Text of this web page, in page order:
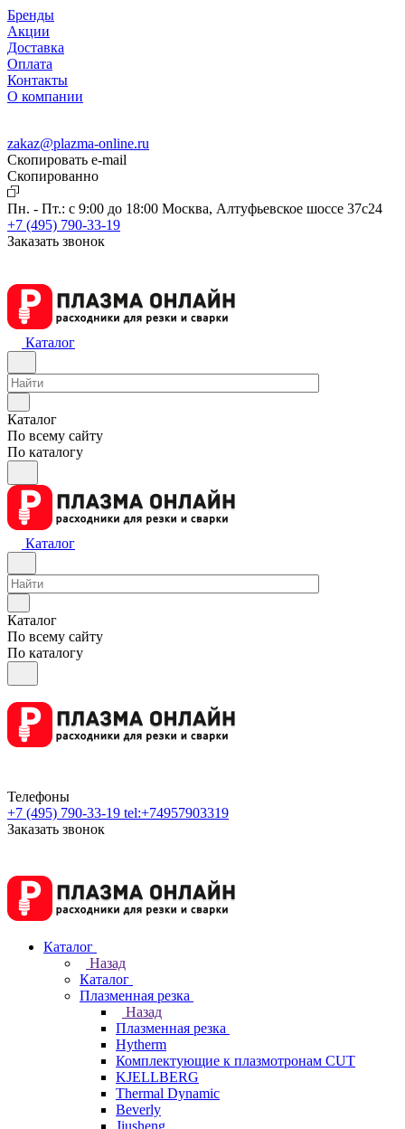
Бренды
Акции
Доставка
Оплата
Контакты
О компании
zakaz@plazma-online.ru
Скопировать e-mail
Cкопированно
Пн. - Пт.: с 9:00 до 18:00 Москва, Алтуфьевское шоссе 37с24
+7 (495) 790-33-19
Заказать звонок
Каталог
Каталог
По всему сайту
По каталогу
Каталог
Каталог
По всему сайту
По каталогу
Телефоны
+7 (495) 790-33-19 tel:+74957903319
Заказать звонок
Каталог
Назад
Каталог
Плазменная резка
Назад
Плазменная резка
Hytherm
Комплектующие к плазмотронам CUT
KJELLBERG
Thermal Dynamic
Beverly
Jiusheng